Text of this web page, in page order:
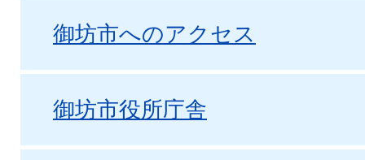
御坊市へのアクセス
御坊市役所庁舎